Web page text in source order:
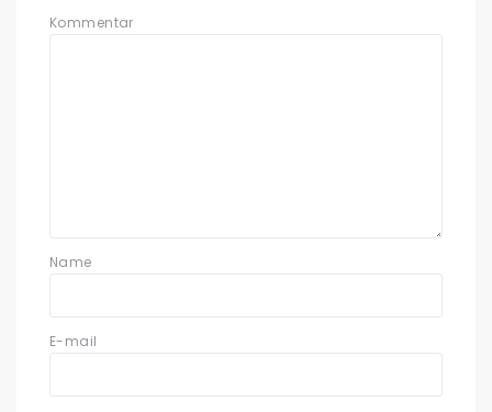
Kommentar
Name
E-mail